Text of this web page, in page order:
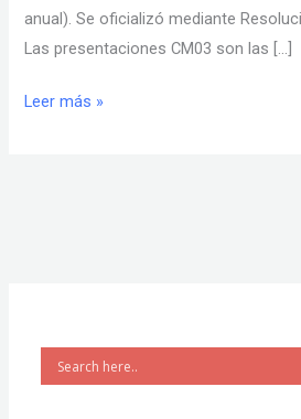
anual). Se oficializó mediante
Las presentaciones CM03 son las […]
Leer más »